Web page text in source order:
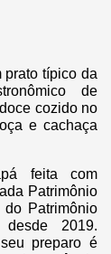
prato típico da
de
cozido no
e cachaça
feita com
Patrimônio
Patrimônio
2019.
preparo é